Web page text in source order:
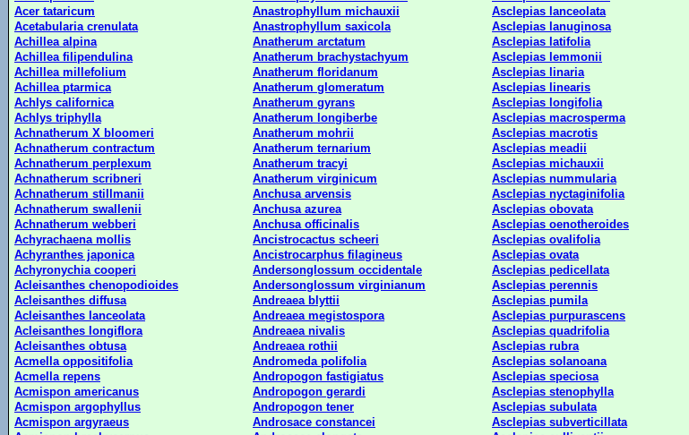
Acer tataricum
Anastrophyllum michauxii
Asclepias lanceolata
Acetabularia crenulata
Anastrophyllum saxicola
Asclepias lanuginosa
Achillea alpina
Anatherum arctatum
Asclepias latifolia
Achillea filipendulina
Anatherum brachystachyum
Asclepias lemmonii
Achillea millefolium
Anatherum floridanum
Asclepias linaria
Achillea ptarmica
Anatherum glomeratum
Asclepias linearis
Achlys californica
Anatherum gyrans
Asclepias longifolia
Achlys triphylla
Anatherum longiberbe
Asclepias macrosperma
Achnatherum X bloomeri
Anatherum mohrii
Asclepias macrotis
Achnatherum contractum
Anatherum ternarium
Asclepias meadii
Achnatherum perplexum
Anatherum tracyi
Asclepias michauxii
Achnatherum scribneri
Anatherum virginicum
Asclepias nummularia
Achnatherum stillmanii
Anchusa arvensis
Asclepias nyctaginifolia
Achnatherum swallenii
Anchusa azurea
Asclepias obovata
Achnatherum webberi
Anchusa officinalis
Asclepias oenotheroides
Achyrachaena mollis
Ancistrocactus scheeri
Asclepias ovalifolia
Achyranthes japonica
Ancistrocarphus filagineus
Asclepias ovata
Achyronychia cooperi
Andersonglossum occidentale
Asclepias pedicellata
Acleisanthes chenopodioides
Andersonglossum virginianum
Asclepias perennis
Acleisanthes diffusa
Andreaea blyttii
Asclepias pumila
Acleisanthes lanceolata
Andreaea megistospora
Asclepias purpurascens
Acleisanthes longiflora
Andreaea nivalis
Asclepias quadrifolia
Acleisanthes obtusa
Andreaea rothii
Asclepias rubra
Acmella oppositifolia
Andromeda polifolia
Asclepias solanoana
Acmella repens
Andropogon fastigiatus
Asclepias speciosa
Acmispon americanus
Andropogon gerardi
Asclepias stenophylla
Acmispon argophyllus
Andropogon tener
Asclepias subulata
Acmispon argyraeus
Androsace constancei
Asclepias subverticillata